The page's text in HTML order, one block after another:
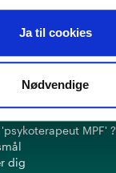
Ja til cookies
Nødvendige
MPF' ?
dig